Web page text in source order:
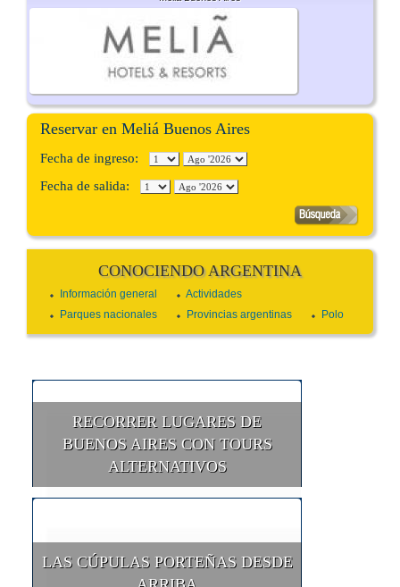
Reservar en Meliá Buenos Aires
Fecha de ingreso:
Fecha de salida:
CONOCIENDO ARGENTINA
Información general
Actividades
Parques nacionales
Provincias argentinas Polo
RECORRER LUGARES DE
BUENOS AIRES CON TOURS
ALTERNATIVOS
LAS CÚPULAS PORTEÑAS DESDE